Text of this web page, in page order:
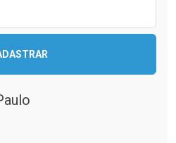
Por R$ 40,95/cada